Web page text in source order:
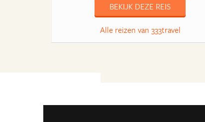
BEKIJK DEZE REIS
Alle reizen van 333travel